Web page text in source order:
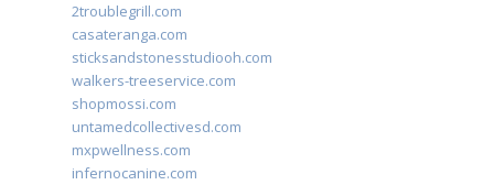
2troublegrill.com
casateranga.com
sticksandstonesstudiooh.com
walkers-treeservice.com
shopmossi.com
untamedcollectivesd.com
mxpwellness.com
infernocanine.com